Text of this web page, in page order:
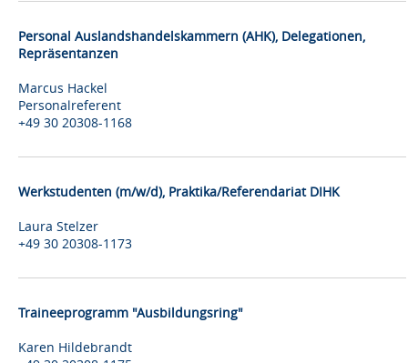
Personal Auslandshandelskammern (AHK), Delegationen,
Repräsentanzen
Marcus Hackel
Personalreferent
+49 30 20308-1168
Werkstudenten (m/w/d), Praktika/Referendariat DIHK
Laura Stelzer
+49 30 20308-1173
Traineeprogramm "Ausbildungsring"
Karen Hildebrandt